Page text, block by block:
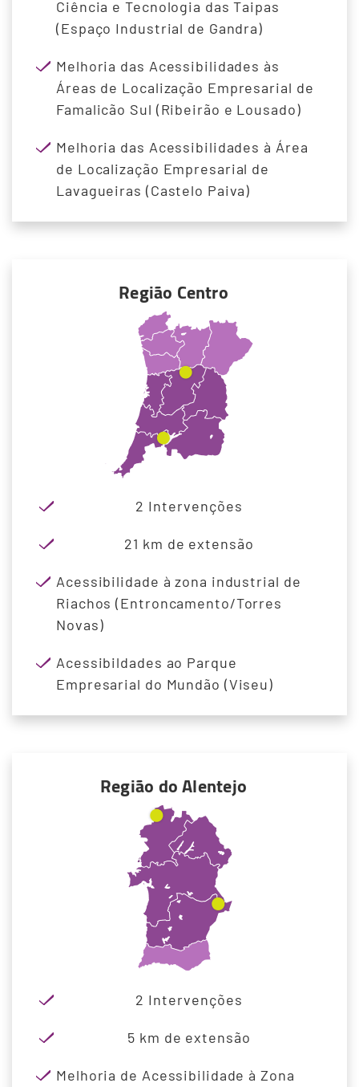
Ciência e Tecnologia das Taipas
(Espaço Industrial de Gandra)
Melhoria das Acessibilidades às
Áreas de Localização Empresarial de
Famalicão Sul (Ribeirão e Lousado)
Melhoria das Acessibilidades à Área
de Localização Empresarial de
Lavagueiras (Castelo Paiva)
Região Centro
2 Intervenções
21 km de extensão
Acessibilidade à zona industrial de
Riachos (Entroncamento/Torres
Novas)
Acessibildades ao Parque
Empresarial do Mundão (Viseu)
Região do Alentejo
2 Intervenções
5 km de extensão
Melhoria de Acessibilidade à Zona